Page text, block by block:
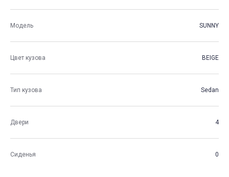
Модель SUNNY
Цвет кузова BEIGE
Тип кузова Sedan
Двери 4
Сиденья 0